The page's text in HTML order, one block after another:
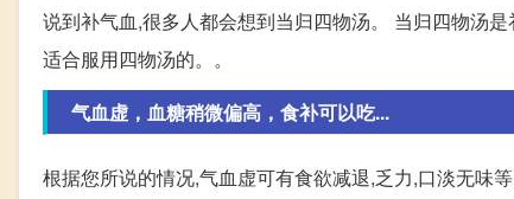
说到补气血,很多人都会想到当归四物汤。 当归四物汤
适合服用四物汤的。。
气血虚，血糖稍微偏高，食补可以吃...
根据您所说的情况,气血虚可有食欲减退,乏力,口淡无味